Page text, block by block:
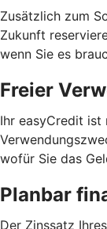
Zusätzlich zum
Zukunft
wenn Sie es
Freier
Ihr easyCredit ist
wofür Sie das
Planbar
Der Zinssatz